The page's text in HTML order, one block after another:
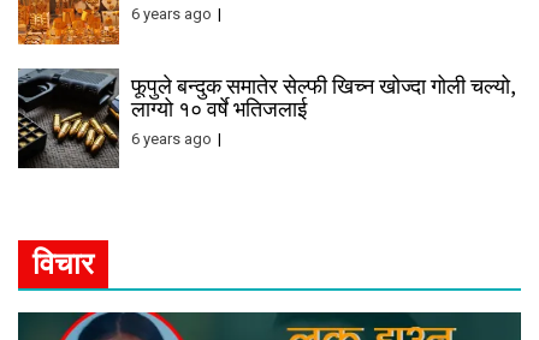
6 years ago
फूपुले बन्दुक समातेर सेल्फी खिच्न खोज्दा गोली चल्यो,
लाग्यो १० वर्षे भतिजलाई
6 years ago
विचार